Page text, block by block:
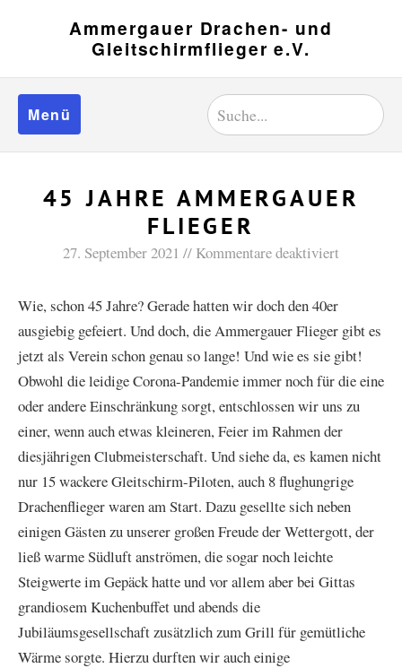
Ammergauer Drachen- und
Gleitschirmflieger e.V.
Menü
45 JAHRE AMMERGAUER
FLIEGER
27. September 2021 Kommentare deaktiviert
Wie, schon 45 Jahre? Gerade hatten wir doch den 40er
ausgiebig gefeiert. Und doch, die Ammergauer Flieger gibt es
jetzt als Verein schon genau so lange! Und wie es sie gibt!
Obwohl die leidige Corona-Pandemie immer noch für die eine
oder andere Einschränkung sorgt, entschlossen wir uns zu
einer, wenn auch etwas kleineren, Feier im Rahmen der
diesjährigen Clubmeisterschaft. Und siehe da, es kamen nicht
nur 15 wackere Gleitschirm-Piloten, auch 8 flughungrige
Drachenflieger waren am Start. Dazu gesellte sich neben
einigen Gästen zu unserer großen Freude der Wettergott, der
ließ warme Südluft anströmen, die sogar noch leichte
Steigwerte im Gepäck hatte und vor allem aber bei Gittas
grandiosem Kuchenbuffet und abends die
Jubiläumsgesellschaft zusätzlich zum Grill für gemütliche
Wärme sorgte. Hierzu durften wir auch einige